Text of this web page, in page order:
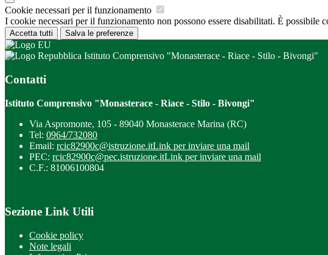
Cookie necessari per il funzionamento
I cookie necessari per il funzionamento non possono essere disabilitati. È possibile
Accetta tutti Salva le preferenze
Istituto Comprensivo "Monasterace - Riace - Stilo - Bivongi"
Contatti
Istituto Comprensivo "Monasterace - Riace - Stilo - Bivongi"
Via Aspromonte, 105 - 89040 Monasterace Marina (RC)
Tel: 0964/732080
Email: rcic82900c@istruzione.itLink per inviare una mail
PEC: rcic82900c@pec.istruzione.itLink per inviare una mail
C.F.: 81006100804
Sezione Link Utili
Cookie policy
Note legali